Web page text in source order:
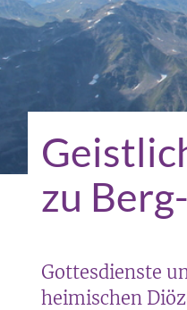
zu
Gottesdienste
heimischen